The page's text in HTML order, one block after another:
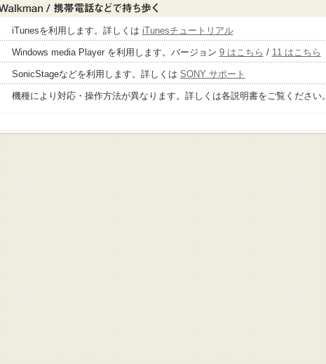
iTunesを利用します。詳しくは iTunesチュートリアル
Windows media Player を利用します。バージョン 9 はこちら / 11 はこちら
SonicStageなどを利用します。詳しくは SONY サポート
機種により対応・操作方法が異なります。詳しくは各説明書をご覧ください。